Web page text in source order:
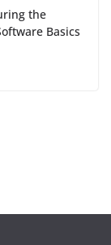
the
Basics